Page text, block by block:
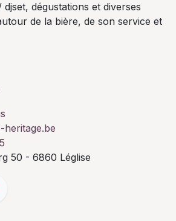
dégustations et diverses
de la bière, de son service et
heritage.be
50 - 6860 Léglise